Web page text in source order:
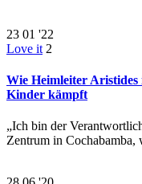
23 01 '22
Love it 2
Wie Heimleiter
Kinder kämpft
„Ich bin der
Zentrum in